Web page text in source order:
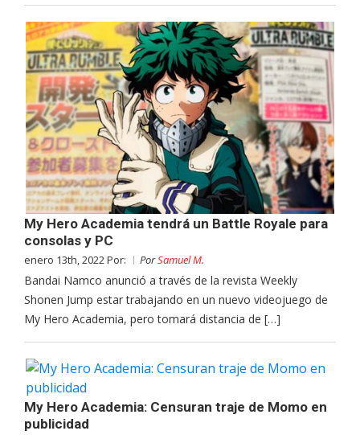
My Hero Academia tendrá un Battle Royale para
consolas y PC
enero 13th, 2022 Por: PorSamuel M.
Bandai Namco anunció a través de la revista Weekly
Shonen Jump estar trabajando en un nuevo videojuego de
My Hero Academia, pero tomará distancia de […]
My Hero Academia: Censuran traje de Momo en
publicidad